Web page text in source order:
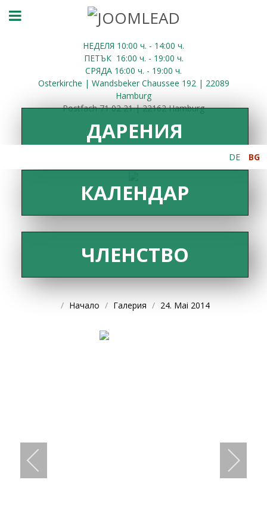
НЕДЕЛЯ 10:00 ч. - 14:00 ч.
ПЕТЪК 16:00 ч. - 19:00 ч.
СРЯДА 16:00 ч. - 19:00 ч.
Osterkirche | Wandsbeker Chaussee 192 | 22089
Hamburg
Postfach 71 02 21 | 22162 Hamburg
DE BG
ДАРЕНИЯ
КАЛЕНДАР
ЧЛЕНСТВО
Начало Галерия 24. Mai 2014